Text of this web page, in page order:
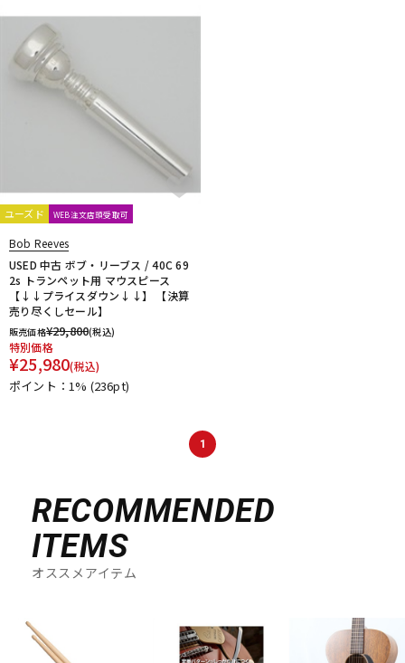
中古
ユーズド WEB注文店頭受取可
Bob Reeves
USED 中古 ボブ・リーブス / 40C 69
2s トランペット用 マウスピース
【↓↓プライスダウン↓↓】 【決算
売り尽くしセール】
販売価格¥29,800(税込)
特別価格
¥25,980(税込)
ポイント：1% (236pt)
1
RECOMMENDED
ITEMS
オススメアイテム